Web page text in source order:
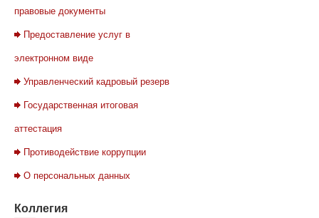
правовые документы
Предоставление услуг в
электронном виде
Управленческий кадровый резерв
Государственная итоговая
аттестация
Противодействие коррупции
О персональных данных
Коллегия